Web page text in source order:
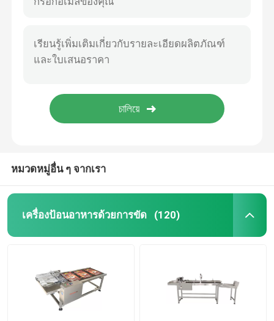
ระบบตรวจสอบด้วยภาพ
เครื่องหมายเลขอัตโนมัติ
หมวดหมู่อื่น ๆ จากเรา
เครื่องป้อนอาหารด้วยการขัด (120)